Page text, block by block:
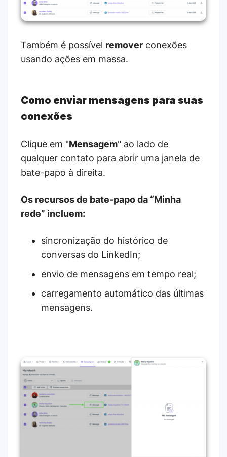
Também é possível remover conexões
usando ações em massa.
Como enviar mensagens para suas
conexões
Clique em "Mensagem" ao lado de
qualquer contato para abrir uma janela de
bate-papo à direita.
Os recursos de bate-papo da “Minha
rede” incluem:
sincronização do histórico de
conversas do LinkedIn;
envio de mensagens em tempo real;
carregamento automático das últimas
mensagens.